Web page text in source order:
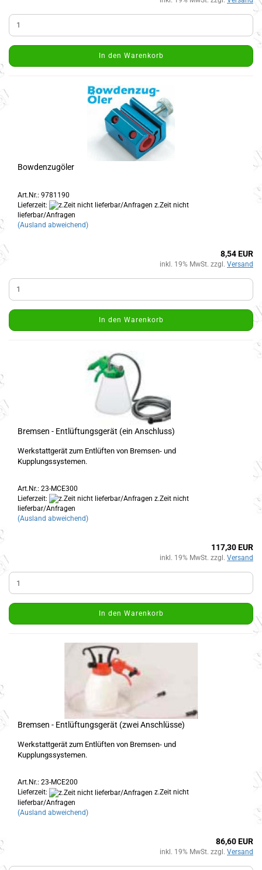
In den Warenkorb
Bowdenzugöler
Art.Nr.: 9781190
Lieferzeit:
z.Zeit nicht
lieferbar/Anfragen
(Ausland abweichend)
8,54 EUR
inkl. 19% MwSt. zzgl. Versand
In den Warenkorb
Bremsen - Entlüftungsgerät (ein Anschluss)
Werkstattgerät zum Entlüften von Bremsen- und
Kupplungssystemen.
Art.Nr.: 23-MCE300
Lieferzeit:
z.Zeit nicht
lieferbar/Anfragen
(Ausland abweichend)
117,30 EUR
inkl. 19% MwSt. zzgl. Versand
In den Warenkorb
Bremsen - Entlüftungsgerät (zwei Anschlüsse)
Werkstattgerät zum Entlüften von Bremsen- und
Kupplungssystemen.
Art.Nr.: 23-MCE200
Lieferzeit:
z.Zeit nicht
lieferbar/Anfragen
(Ausland abweichend)
86,60 EUR
inkl. 19% MwSt. zzgl. Versand